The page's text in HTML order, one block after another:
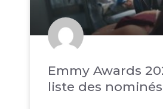
Emmy Awards
liste des nominés